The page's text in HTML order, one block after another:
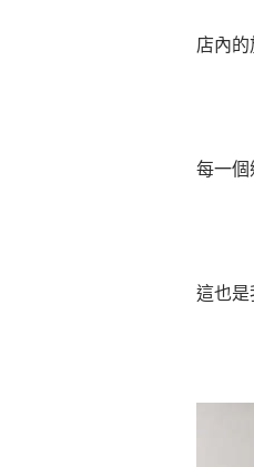
店內的
每一個
這也是